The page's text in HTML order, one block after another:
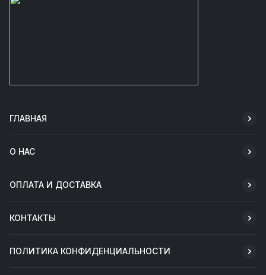
ГЛАВНАЯ
О НАС
ОПЛАТА И ДОСТАВКА
КОНТАКТЫ
ПОЛИТИКА КОНФИДЕНЦИАЛЬНОСТИ